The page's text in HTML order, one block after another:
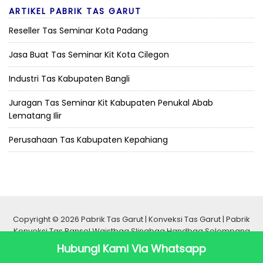
Hubungi Kami Via Whatsapp
ARTIKEL PABRIK TAS GARUT
Reseller Tas Seminar Kota Padang
Jasa Buat Tas Seminar Kit Kota Cilegon
Industri Tas Kabupaten Bangli
Juragan Tas Seminar Kit Kabupaten Penukal Abab
Lematang Ilir
Perusahaan Tas Kabupaten Kepahiang
Copyright © 2026 Pabrik Tas Garut | Konveksi Tas Garut | Pabrik
Konveksi Tas Ransel Waistbag Slingbag Handbag Selempang
Seminar Promosi Murah Berkualitas